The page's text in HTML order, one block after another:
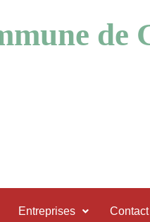
de
Entreprises Contact